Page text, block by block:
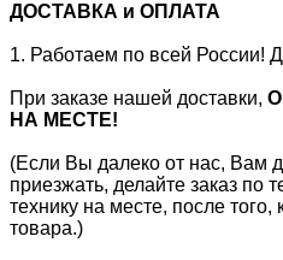
ДОСТАВКА и ОПЛАТА
1. Работаем по всей России!
При заказе нашей доставки,
НА МЕСТЕ!
(Если Вы далеко от нас, Вам
приезжать, делайте заказ по
технику на месте, после того,
товара.)